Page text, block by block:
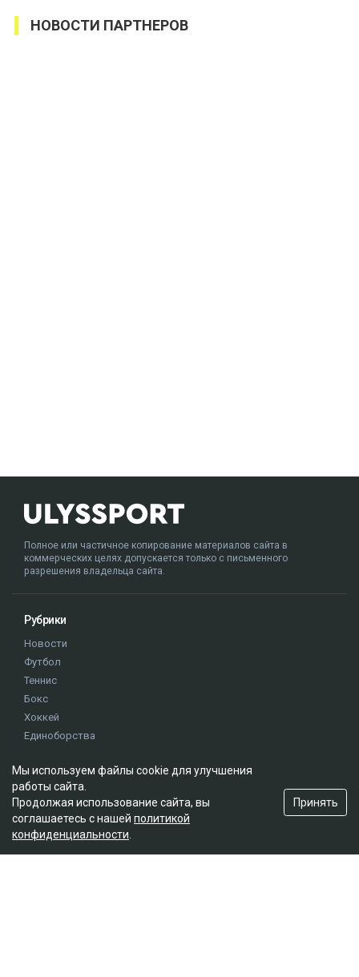
НОВОСТИ ПАРТНЕРОВ
Полное или частичное копирование материалов сайта в
коммерческих целях допускается только с письменного
разрешения владельца сайта.
Рубрики
Новости
Футбол
Теннис
Бокс
Хоккей
Единоборства
Олимпиада
Редакция
О проекте
Мы используем файлы cookie для улучшения
работы сайта.
Продолжая использование сайта, вы
соглашаетесь с нашей политикой
конфиденциальности
Принять